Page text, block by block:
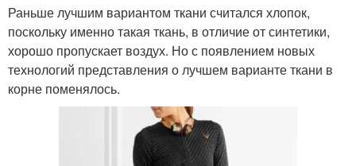
Раньше лучшим вариантом ткани считался хлопок,
поскольку именно такая ткань, в отличие от синтетики,
хорошо пропускает воздух. Но с появлением новых
технологий представления о лучшем варианте ткани в
корне поменялось.